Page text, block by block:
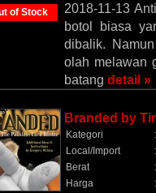
of Stock
2018-11-13
botol biasa
dibalik.
olah melawan
batang detail »
Branded by
Kategori
:
Local/Import
:
Berat
:
Harga
: